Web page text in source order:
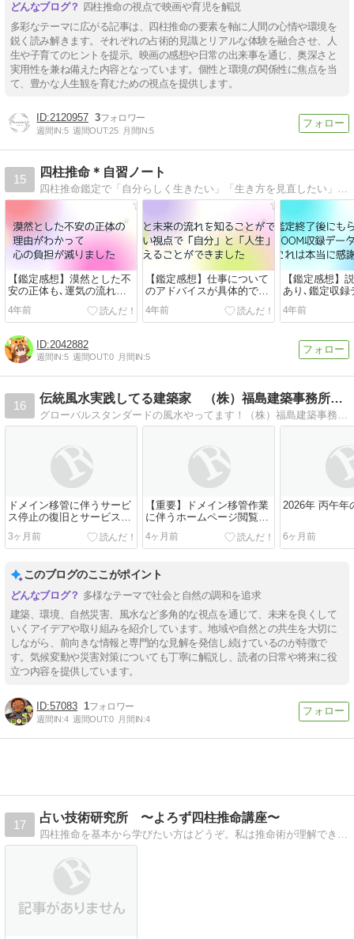
四柱推命の視点で映画や育児を解説
多彩なテーマに広がる記事は、四柱推命の要素を軸に人間の心情や環境を
鋭く読み解きます。それぞれの占術的見識とリアルな体験を融合させ、人
生や子育てのヒントを提示。映画の感想や日常の出来事を通じ、奥深さと
実用性を兼ね備えた内容となっています。個性と環境の関係性に焦点を当
て、豊かな人生観を育むための視点を提供します。
2120957 3
週間IN:5 週間OUT:25 月間IN:5
15
四柱推命＊自習ノート
四柱推命鑑定で「自分らしく生きたい」「生き方を見直したい」をお手伝い。天から与えられた「個性」を活かす対策や具体的な方法を わかりやすく伝える、をモットーに、著名人の鑑定事例などを通してお話ししています。
【鑑定感想】漠然とした不
安の正体も､運気の流れに
原因があるとわかり心の負
担が減りました
4年前
【鑑定感想】仕事について
のアドバイスが具体的です
ぐに行動に移す勇気をもら
いました！
4年前
【鑑定感想】
あり､鑑定収録
習もできて本
す！
4年前
2042882
週間IN:5 週間OUT:0 月間IN:5
16
伝統風水実践してる建築家 （株）福島建築事務所Blog
グローバルスタンダードの風水やってます！（株）福島建築事務所玄空飛星派風水と四柱推命といった風水プログラムで空間と個人を総合的に豊かにプロデュースします
ドメイン移管に伴うサービ
ス停止の復旧とサービス再
開のお知らせ
3ヶ月前
【重要】ドメイン移管作業
に伴うホームページ閲覧お
よびメール送受信の一時停
止について
4ヶ月前
2026年 丙午年
6ヶ月前
このブログのここがポイント
多様なテーマで社会と自然の調和を追求
建築、環境、自然災害、風水など多角的な視点を通じて、未来を良くして
いくアイデアや取り組みを紹介しています。地域や自然との共生を大切に
しながら、前向きな情報と専門的な見解を発信し続けているのが特徴で
す。気候変動や災害対策についても丁寧に解説し、読者の日常や将来に役
立つ内容を提供しています。
57083 1
週間IN:4 週間OUT:0 月間IN:4
17
占い技術研究所 〜よろず四柱推命講座〜
四柱推命を基本から学びたい方はどうぞ。私は推命術が理解できませんでした。基本を身に付けるとブログ内の判断力が養えます。